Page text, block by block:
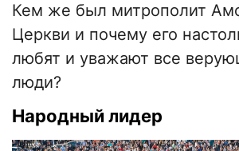
Кем же был митрополит
Церкви и почему его
любят и уважают все
люди?
Народный лидер